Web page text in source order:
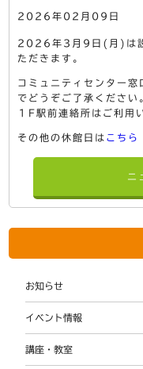
2026年02月09日
2026年3月9日(月)は設
ただきます。
コミュニティセンター
でどうぞご了承ください
１F駅前連絡所はご利用
その他の休館日は こちら
ニ
お知らせ
イベント情報
講座・教室